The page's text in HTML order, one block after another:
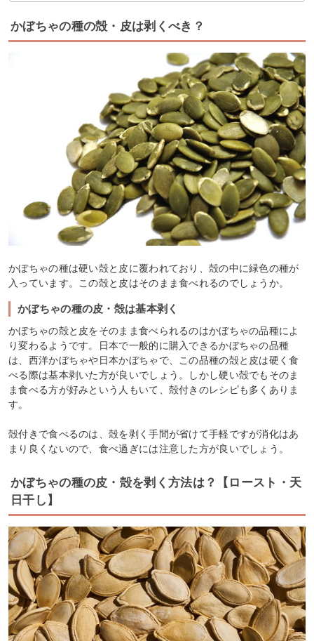
かぼちゃの種の殻・皮は剥くべき？
かぼちゃの種は硬い殻と皮に覆われており、殻の中に緑色の種が
入っています。この殻と皮はそのまま食べれるのでしょうか。
かぼちゃの種の皮・殻は基本剥く
かぼちゃの殻と皮をそのまま食べられるのはかぼちゃの品種によ
り変わるようです。日本で一般的に購入できるかぼちゃの品種
は、西洋かぼちゃや日本かぼちゃで、この品種の殻と皮は硬く食
べる際は基本剥いた方が良いでしょう。しかし硬い殻でもそのま
ま食べる方が好みという人もいて、殻付きのレシピも多くありま
す。
殻付きで食べるのは、殻を剥く手間が省けて手軽ですが消化はあ
まり良くないので、食べ過ぎには注意した方が良いでしょう。
かぼちゃの種の皮・殻を剥く方法は？【ロースト・天
日干し】